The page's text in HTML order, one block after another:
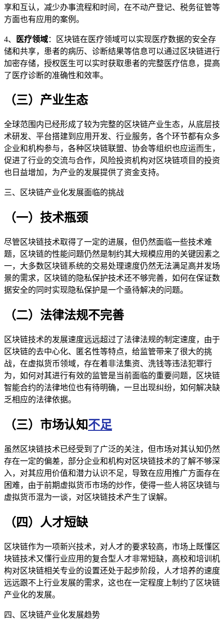
享和互认，减少办事流程和时间，在不动产登记、税务征管等
方面也有应用的案例。
4、 医疗领域：区块链在医疗领域可以实现医疗数据的安全存
储和共享，患者的病历、诊断结果等信息可以通过区块链进行
加密存储，授权医生可以实时获取患者的完整医疗信息，提高
了医疗诊断的准确性和效率。
（三）产业生态
全球范围内已经形成了较为完整的区块链产业生态，从底层技
术研发、平台搭建到应用开发、行业服务，各个环节都有众多
企业和机构参与，各种区块链联盟、协会等组织也应运而生，
促进了行业的交流与合作，风险投资机构对区块链项目的投资
也日益增加，为产业的发展提供了资金支持。
三、区块链产业化发展面临的挑战
（一）技术瓶颈
尽管区块链技术取得了一定的进展，但仍然面临一些技术难
题，区块链的性能问题仍然是制约其大规模应用的关键因素之
一，大多数区块链系统的交易处理速度仍然无法满足高并发场
景的需求，区块链的隐私保护技术还不够完善，如何在保证数
据安全的同时实现隐私保护是一个亟待解决的问题。
（二）法律法规不完善
区块链技术的发展速度远远超过了法律法规的制定速度，由于
区块链的去中心化、匿名性等特点，给监管带来了很大的挑
战，在虚拟货币领域，存在着非法集资、洗钱等违法犯罪行
为，如何对其进行有效的监管是当前面临的重要问题，区块链
智能合约的法律地位也有待明确，一旦出现纠纷，如何解决缺
乏相应的法律依据。
（三）市场认知不足
虽然区块链技术已经受到了广泛的关注，但市场对其认知仍然
存在一定的偏差，部分企业和机构对区块链技术的了解不够深
入，对其应用价值和潜力认识不足，导致在应用推广方面存在
困难，由于前期虚拟货币市场的炒作，使得一些人将区块链与
虚拟货币混为一谈，对区块链技术产生了误解。
（四）人才短缺
区块链作为一项新兴技术，对人才的要求较高，市场上既懂区
块链技术又懂行业应用的复合型人才非常短缺，高校和培训机
构对区块链相关专业的设置还处于起步阶段，人才培养的速度
远远跟不上行业发展的需求，这也在一定程度上制约了区块链
产业化的发展。
四、区块链产业化发展趋势